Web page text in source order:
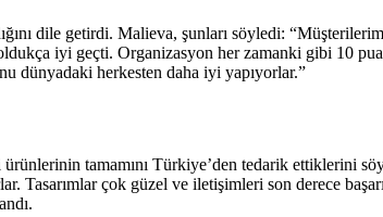
dile getirdi. Malieva, şunları söyledi:
iyi geçti. Organizasyon her zamanki gibi 10
dünyadaki herkesten daha iyi yapıyorlar.”
tamamını Türkiye’den tedarik ettiklerini
Tasarımlar çok güzel ve iletişimleri son derece